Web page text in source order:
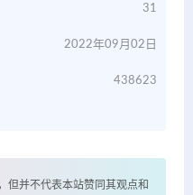
31
2022年09月02日
438623
但并不代表本站赞同其观点和